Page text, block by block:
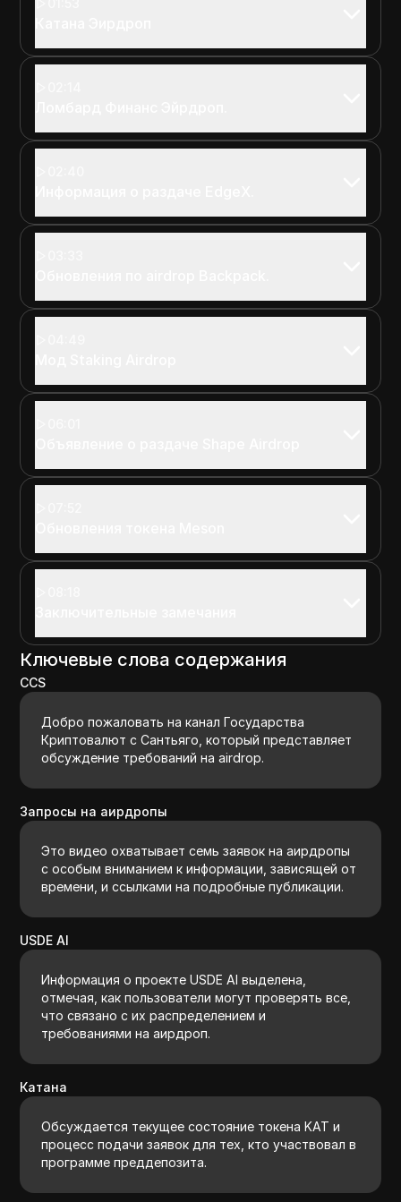
Ключевые слова содержания
CCS
Добро пожаловать на канал Государства
Криптовалют с Сантьяго, который представляет
обсуждение требований на airdrop.
Запросы на аирдропы
Это видео охватывает семь заявок на аирдропы
с особым вниманием к информации, зависящей от
времени, и ссылками на подробные публикации.
USDE AI
Информация о проекте USDE AI выделена,
отмечая, как пользователи могут проверять все,
что связано с их распределением и
требованиями на аирдроп.
Катана
Обсуждается текущее состояние токена KAT и
процесс подачи заявок для тех, кто участвовал в
программе преддепозита.